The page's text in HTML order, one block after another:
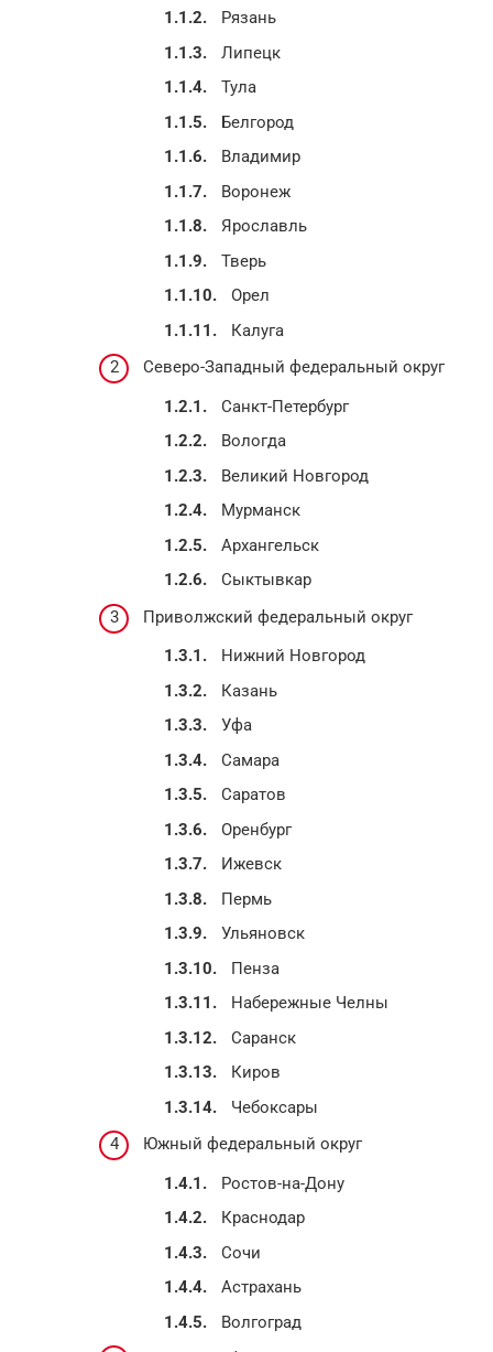
Рязань
Липецк
Тула
Белгород
Владимир
Воронеж
Ярославль
Тверь
Орел
Калуга
Северо-Западный федеральный округ
Санкт-Петербург
Вологда
Великий Новгород
Мурманск
Архангельск
Сыктывкар
Приволжский федеральный округ
Нижний Новгород
Казань
Уфа
Самара
Саратов
Оренбург
Ижевск
Пермь
Ульяновск
Пенза
Набережные Челны
Саранск
Киров
Чебоксары
Южный федеральный округ
Ростов-на-Дону
Краснодар
Сочи
Астрахань
Волгоград